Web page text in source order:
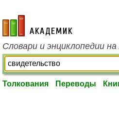
academic.ru
Словари и энциклопедии
Толкования Переводы